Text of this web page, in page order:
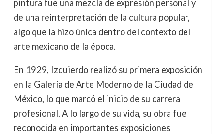
pintura fue una mezcla de expresión personal y
de una reinterpretación de la cultura popular,
algo que la hizo única dentro del contexto del
arte mexicano de la época.
En 1929, Izquierdo realizó su primera exposición
en la Galería de Arte Moderno de la Ciudad de
México, lo que marcó el inicio de su carrera
profesional. A lo largo de su vida, su obra fue
reconocida en importantes exposiciones